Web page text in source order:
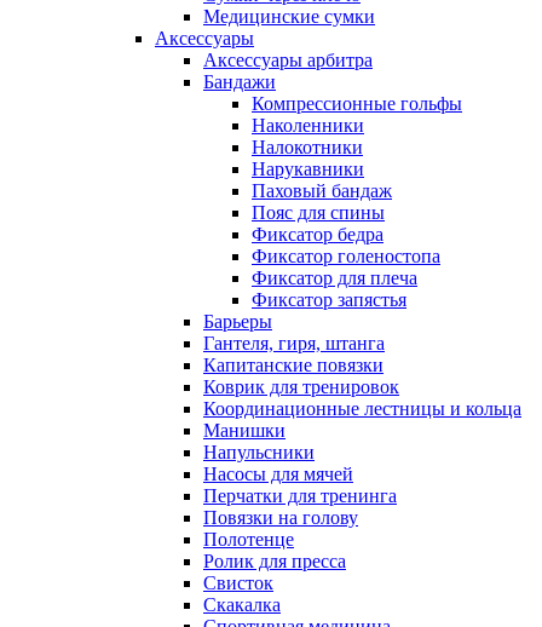
Медицинские сумки
Аксессуары
Аксессуары арбитра
Бандажи
Компрессионные гольфы
Наколенники
Налокотники
Нарукавники
Паховый бандаж
Пояс для спины
Фиксатор бедра
Фиксатор голеностопа
Фиксатор для плеча
Фиксатор запястья
Барьеры
Гантеля, гиря, штанга
Капитанские повязки
Коврик для тренировок
Координационные лестницы и кольца
Манишки
Напульсники
Насосы для мячей
Перчатки для тренинга
Повязки на голову
Полотенце
Ролик для пресса
Свисток
Скакалка